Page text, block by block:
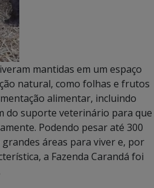
mantidas em um espaço
natural, como folhas e frutos
alimentar, incluindo
do suporte veterinário para que
Podendo pesar até 300
áreas para viver e, por
a Fazenda Carandá foi